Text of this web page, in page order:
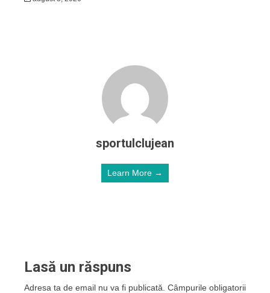
sportulclujean
Learn More →
Lasă un răspuns
Adresa ta de email nu va fi publicată. Câmpurile obligatorii